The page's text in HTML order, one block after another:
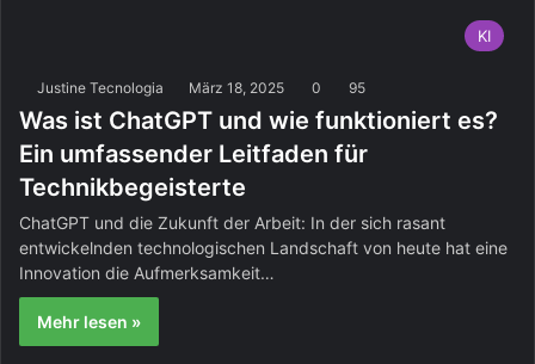
KI
Justine Tecnologia März 18, 2025 0 95
Was ist ChatGPT und wie funktioniert es?
Ein umfassender Leitfaden für
Technikbegeisterte
ChatGPT und die Zukunft der Arbeit: In der sich rasant
entwickelnden technologischen Landschaft von heute hat eine
Innovation die Aufmerksamkeit…
Mehr lesen »